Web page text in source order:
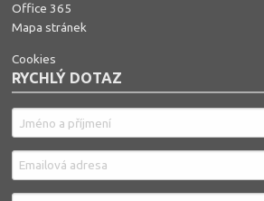
Office 365
Mapa stránek
Cookies
RYCHLÝ DOTAZ